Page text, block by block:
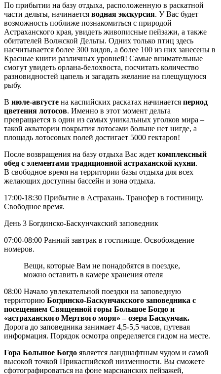
По прибытии на базу отдыха, расположенную в раскатной
части дельты, начинается водная экскурсия. У Вас будет
возможность поближе познакомиться с природой
Астраханского края, увидеть живописные пейзажи, а также
обитателей Волжской Дельты. Одних только птиц здесь
насчитывается более 300 видов, а более 100 из них занесены в
Красные книги различных уровней! Самые внимательные
смогут увидеть орлана-белохвоста, посчитать количество
разновидностей цапель и загадать желание на плещущуюся
рыбу.
В июле-августе на каспийских раскатах начинается период
цветения лотосов. Именно в этот момент дельта
превращается в один из самых уникальных уголков мира –
такой акватории покрытия лотосами больше нет нигде, а
площадь лотосовых полей достигает 5000 гектаров!
После возвращения на базу отдыха Вас ждет комплексный
обед с элементами традиционной астраханской кухни.
В свободное время на территории базы отдыха для всех
желающих доступны бассейн и зона отдыха.
17:00-18:30 Прибытие в Астрахань. Трансфер в гостиницу.
Свободное время.
День 3 Богдинско-Баскунчакский заповедник
07:00-08:00 Ранний завтрак в гостинице. Освобождение
номеров.
Вещи, которые Вам не понадобятся в поездке,
можно оставить в камере хранения отеля
08:00 Начало увлекательной поездки на заповедную
территорию Богдинско-Баскунчакского заповедника с
посещением Священной горы Большое Богдо и
«астраханского Мертвого моря» – озера Баскунчак.
Дорога до заповедника занимает 4,5-5,5 часов, путевая
информация. Порядок осмотра определяется гидом на месте.
Гора Большое Богдо является ландшафтным чудом и самой
высокой точкой Прикаспийской низменности. Вы сможете
сфотографироваться на фоне марсианских пейзажей,